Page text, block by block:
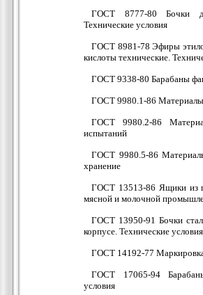
ГОСТ 8777-80 Бочки
Технические условия
ГОСТ 8981-78 Эфиры
кислоты технические.
ГОСТ 9338-80 Барабаны
ГОСТ 9980.1-86 Материалы
ГОСТ 9980.2-86
испытаний
ГОСТ 9980.5-86
хранение
ГОСТ 13513-86 Ящики из
мясной и молочной
ГОСТ 13950-91 Бочки
корпусе. Технические условия
ГОСТ 14192-77
ГОСТ 17065-94
условия